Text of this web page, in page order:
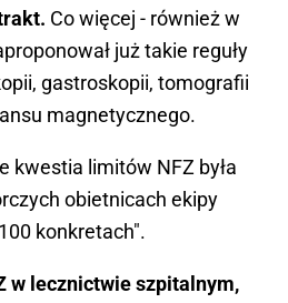
Co więcej - również w
już takie reguły
gastroskopii, tomografii
magnetycznego.
kwestia limitów NFZ była
obietnicach ekipy
konkretach".
w lecznictwie szpitalnym,